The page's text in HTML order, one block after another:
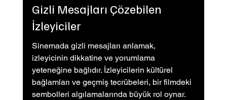
Gizli Mesajları Çözebilen
İzleyiciler
Sinemada gizli mesajları anlamak,
izleyicinin dikkatine ve yorumlama
yeteneğine bağlıdır. İzleyicilerin kültürel
bağlamları ve geçmiş tecrübeleri, bir filmdeki
sembolleri algılamalarında büyük rol oynar.